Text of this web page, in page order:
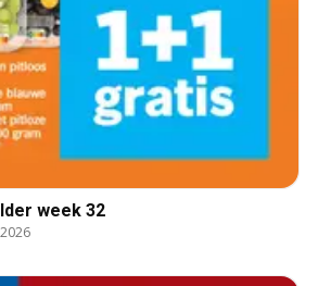
week 32